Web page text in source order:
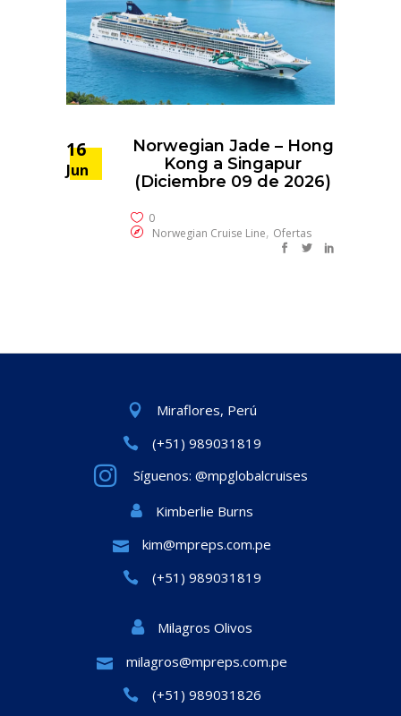
16
Jun
Norwegian Jade – Hong
Kong a Singapur
(Diciembre 09 de 2026)
0
Norwegian Cruise Line, Ofertas
Miraflores, Perú
(+51) 989031819
Síguenos: @mpglobalcruises
Kimberlie Burns
kim@mpreps.com.pe
(+51) 989031819
Milagros Olivos
milagros@mpreps.com.pe
(+51) 989031826